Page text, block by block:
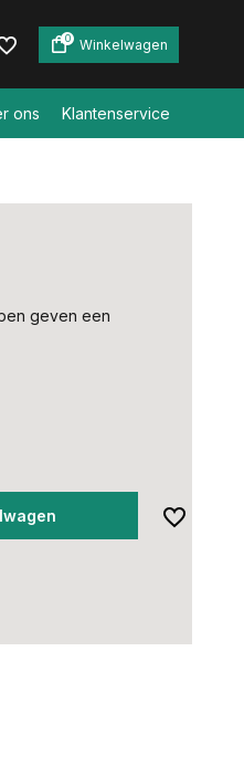
0 Winkelwagen
ons Klantenservice
geven een